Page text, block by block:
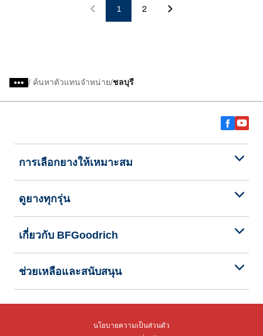
1 2
/ ค้นหาตัวแทนจำหน่าย ชลบุรี
การเลือกยางให้เหมาะสม
ดูยางทุกรุ่น
เกี่ยวกับ BFGoodrich
ช่วยเหลือและสนับสนุน
นโยบายความเป็นส่วนตัว